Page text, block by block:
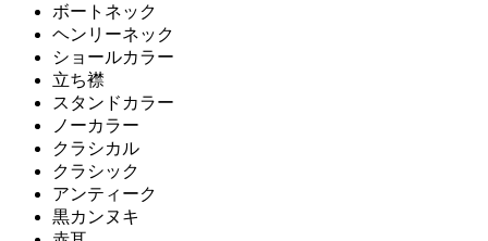
ボートネック
ヘンリーネック
ショールカラー
立ち襟
スタンドカラー
ノーカラー
クラシカル
クラシック
アンティーク
黒カンヌキ